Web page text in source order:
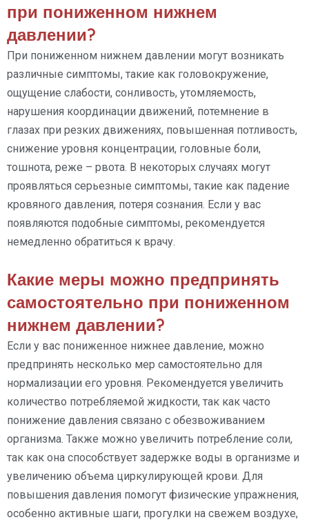
при пониженном нижнем
давлении?
При пониженном нижнем давлении могут возникать
различные симптомы, такие как головокружение,
ощущение слабости, сонливость, утомляемость,
нарушения координации движений, потемнение в
глазах при резких движениях, повышенная потливость,
снижение уровня концентрации, головные боли,
тошнота, реже – рвота. В некоторых случаях могут
проявляться серьезные симптомы, такие как падение
кровяного давления, потеря сознания. Если у вас
появляются подобные симптомы, рекомендуется
немедленно обратиться к врачу.
Какие меры можно предпринять
самостоятельно при пониженном
нижнем давлении?
Если у вас пониженное нижнее давление, можно
предпринять несколько мер самостоятельно для
нормализации его уровня. Рекомендуется увеличить
количество потребляемой жидкости, так как часто
понижение давления связано с обезвоживанием
организма. Также можно увеличить потребление соли,
так как она способствует задержке воды в организме и
увеличению объема циркулирующей крови. Для
повышения давления помогут физические упражнения,
особенно активные шаги, прогулки на свежем воздухе,